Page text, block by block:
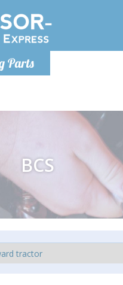
Parts
De lunes a
BCS